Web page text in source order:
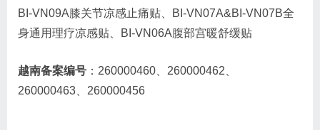
BI-VN09A膝关节凉感止痛贴、BI-VN07A&BI-VN07B全
身通用理疗凉感贴、BI-VN06A腹部宫暖舒缓贴
越南备案编号 ：260000460、260000462、
260000463、260000456